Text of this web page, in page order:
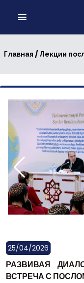
Главная / Лекции
25/04/2026
РАЗВИВАЯ
ВСТРЕЧА С